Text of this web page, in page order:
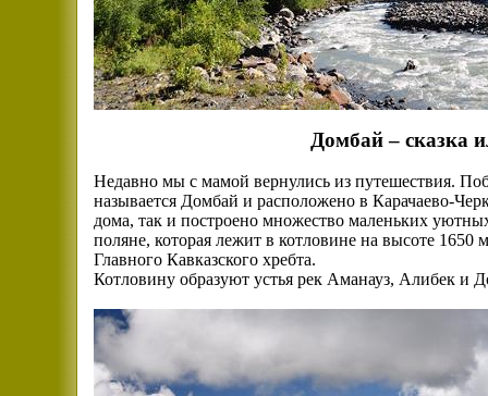
Домбай – сказка
Недавно мы с мамой вернулись из путешествия.
называется Домбай и расположено в Карачаево-
дома, так и построено множество маленьких
поляне, которая лежит в котловине на высоте
Главного Кавказского хребта.
Котловину образуют устья рек Аманауз, Алибек и